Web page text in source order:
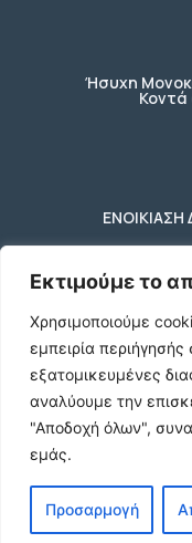
Εκτιμούμε το
Χρησιμοποιούμε
εμπειρία
εξατομικευμένες
αναλύουμε την
"Αποδοχή όλων",
εμάς.
Προσαρμογή
Ήσυχη
Κωδικος
© 2026